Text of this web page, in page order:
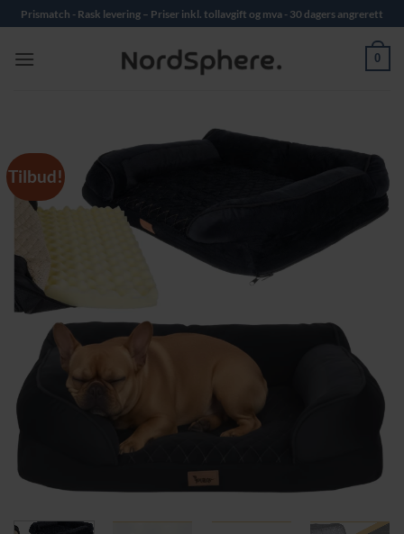
Skip
to
content
Prismatch - Rask levering – Priser inkl. tollavgift og mva - 30 dagers angrerett
0
Tilbud!